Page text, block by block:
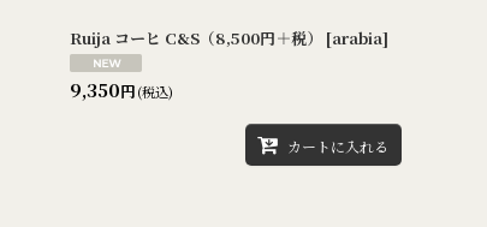
Ruija コーヒ C&S（8,500円＋税） [arabia]
9,350円(税込)
カートに入れる